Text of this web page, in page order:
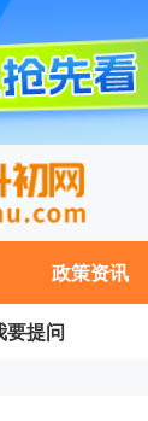
政策资讯
要提问